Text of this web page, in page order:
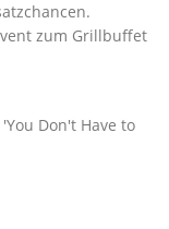
zum Grillbuffet
Don't Have to